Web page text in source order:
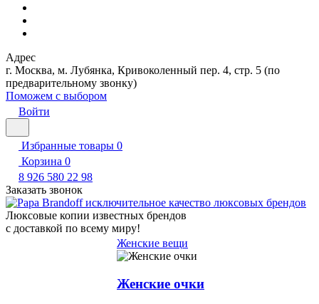
Адрес
г. Москва, м. Лубянка, Кривоколенный пер. 4, стр. 5 (по
предварительному звонку)
Поможем с выбором
Войти
Избранные товары 0
Корзина 0
8 926 580 22 98
Заказать звонок
Люксовые копии известных брендов
с доставкой по всему миру!
Женские вещи
Женские очки